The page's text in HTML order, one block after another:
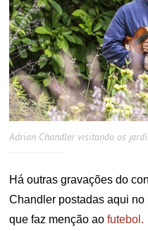
Adrian Chandler visitando os
Há outras gravações do
Chandler postadas aqui no
que faz menção aofutebol.